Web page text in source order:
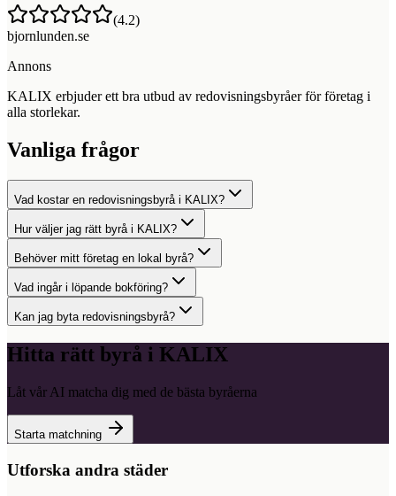
(4.2)
bjornlunden.se
Annons
KALIX erbjuder ett bra utbud av redovisningsbyråer för företag i
alla storlekar.
Vanliga frågor
Vad kostar en redovisningsbyrå i KALIX?
Hur väljer jag rätt byrå i KALIX?
Behöver mitt företag en lokal byrå?
Vad ingår i löpande bokföring?
Kan jag byta redovisningsbyrå?
Hitta rätt byrå i KALIX
Låt vår AI matcha dig med de bästa byråerna
Starta matchning
Utforska andra städer